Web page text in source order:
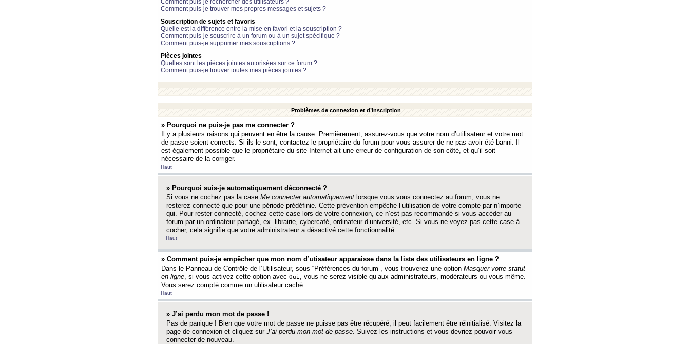
Comment puis-je rechercher des utilisateurs ?
Comment puis-je trouver mes propres messages et sujets ?
Souscription de sujets et favoris
Quelle est la différence entre la mise en favori et la souscription ?
Comment puis-je souscrire à un forum ou à un sujet spécifique ?
Comment puis-je supprimer mes souscriptions ?
Pièces jointes
Quelles sont les pièces jointes autorisées sur ce forum ?
Comment puis-je trouver toutes mes pièces jointes ?
Problèmes de connexion et d’inscription
» Pourquoi ne puis-je pas me connecter ?
Il y a plusieurs raisons qui peuvent en être la cause. Premièrement, assurez-vous que votre nom d’utilisateur et votre mot
de passe soient corrects. Si ils le sont, contactez le propriétaire du forum pour vous assurer de ne pas avoir été banni. Il
est également possible que le propriétaire du site Internet ait une erreur de configuration de son côté, et qu’il soit
nécessaire de la corriger.
Haut
» Pourquoi suis-je automatiquement déconnecté ?
Si vous ne cochez pas la case Me connecter automatiquement lorsque vous vous connectez au forum, vous ne
resterez connecté que pour une période prédéfinie. Cette prévention empêche l’utilisation de votre compte par n’importe
qui. Pour rester connecté, cochez cette case lors de votre connexion, ce n’est pas recommandé si vous accéder au
forum par un ordinateur partagé, ex. librairie, cybercafé, ordinateur d’université, etc. Si vous ne voyez pas cette case à
cocher, cela signifie que votre administrateur a désactivé cette fonctionnalité.
Haut
» Comment puis-je empêcher que mon nom d’utisateur apparaisse dans la liste des utilisateurs en ligne ?
Dans le Panneau de Contrôle de l’Utilisateur, sous “Préférences du forum”, vous trouverez une option Masquer votre statut
en ligne, si vous activez cette option avec Oui , vous ne serez visible qu’aux administrateurs, modérateurs ou vous-même.
Vous serez compté comme un utilisateur caché.
Haut
» J’ai perdu mon mot de passe !
Pas de panique ! Bien que votre mot de passe ne puisse pas être récupéré, il peut facilement être réinitialisé. Visitez la
page de connexion et cliquez sur J’ai perdu mon mot de passe. Suivez les instructions et vous devriez pouvoir vous
connecter de nouveau.